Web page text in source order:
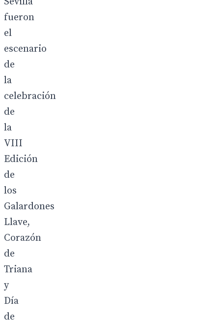
fueron
el
escenario
de
la
celebración
de
la
VIII
Edición
de
los
Galardones
Llave,
Corazón
de
Triana
y
Día
de